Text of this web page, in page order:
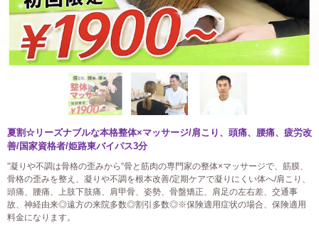
夏割☆リーズナブルな本格整体×マッサージ/肩こり、頭痛、腰痛、疲労改
善/国家資格者/姫路東バイパス3分
”凝りや不調は骨格の歪みから”骨と筋肉の専門家の整体×マッサージで、筋膜、
骨格の歪みを整え、凝りや不調を根本改善/定期ケアで凝りにくい体へ/肩こり、
頭痛、腰痛、上肢下肢痛、肩甲骨、姿勢、骨盤矯正、肩足の左右差、交通事
故、神経由来◎遠方の来院多数◎割引多数◎※保険適用症状の場合、保険適用
料金になります。